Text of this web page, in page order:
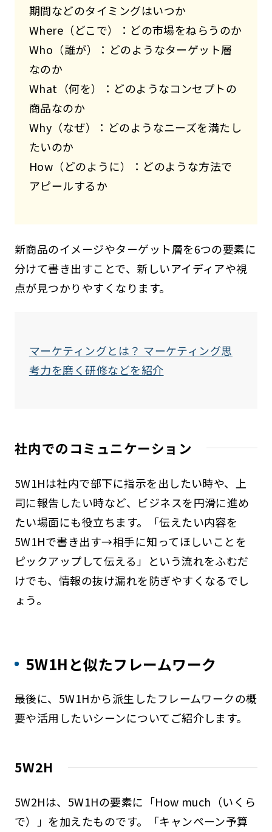
期間などのタイミングはいつか
Where（どこで）：どの市場をねらうのか
Who（誰が）：どのようなターゲット層
なのか
What（何を）：どのようなコンセプトの
商品なのか
Why（なぜ）：どのようなニーズを満たし
たいのか
How（どのように）：どのような方法で
アピールするか
新商品のイメージやターゲット層を6つの要素に
分けて書き出すことで、新しいアイディアや視
点が見つかりやすくなります。
マーケティングとは？ マーケティング思
考力を磨く研修などを紹介
社内でのコミュニケーション
5W1Hは社内で部下に指示を出したい時や、上
司に報告したい時など、ビジネスを円滑に進め
たい場面にも役立ちます。「伝えたい内容を
5W1Hで書き出す→相手に知ってほしいことを
ピックアップして伝える」という流れをふむだ
けでも、情報の抜け漏れを防ぎやすくなるでし
ょう。
5W1Hと似たフレームワーク
最後に、5W1Hから派生したフレームワークの概
要や活用したいシーンについてご紹介します。
5W2H
5W2Hは、5W1Hの要素に「How much（いくら
で）」を加えたものです。「キャンペーン予算